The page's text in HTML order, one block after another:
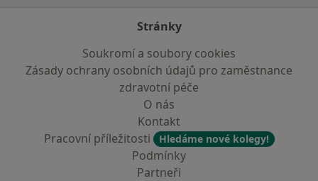
Stránky
Soukromí a soubory cookies
Zásady ochrany osobních údajů pro zaměstnance
zdravotní péče
O nás
Kontakt
Pracovní příležitosti
Hledáme nové kolegy!
Podmínky
Partneři